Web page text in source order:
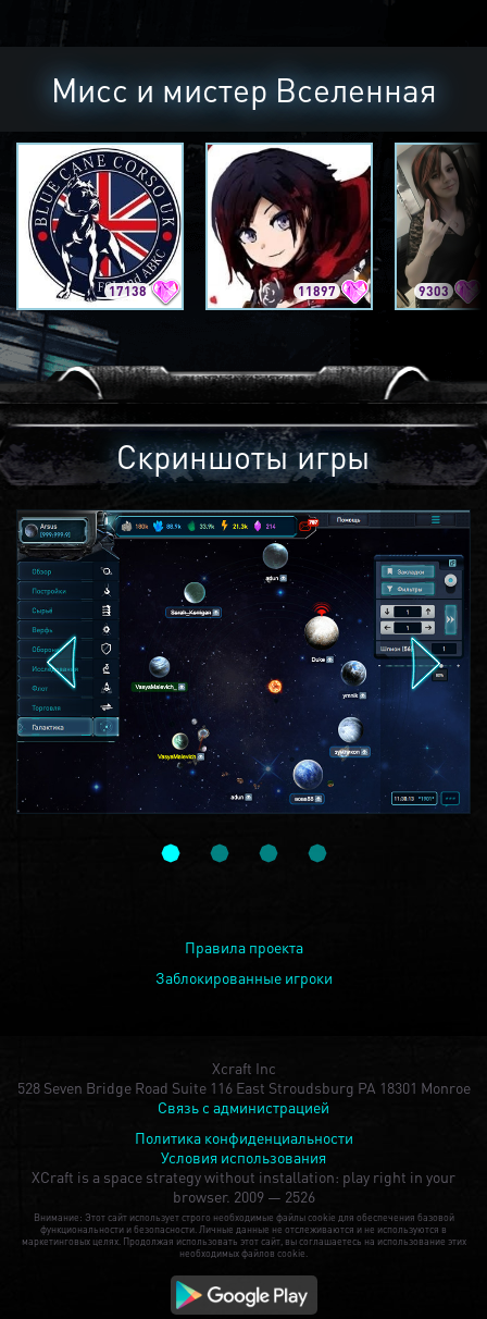
Мисс и мистер Вселенная
17138 11897 9303
Скриншоты игры
Правила проекта
Заблокированные игроки
Xcraft Inc
528 Seven Bridge Road Suite 116 East Stroudsburg PA 18301 Monroe
Связь с администрацией
Политика конфиденциальности
Условия использования
XCraft is a space strategy without installation: play right in your
browser. 2009 — 2526
Внимание: Этот сайт использует строго необходимые файлы cookie для обеспечения базовой
функциональности и безопасности. Личные данные не отслеживаются и не используются в
маркетинговых целях. Продолжая использовать этот сайт, вы соглашаетесь на использование этих
необходимых файлов cookie.